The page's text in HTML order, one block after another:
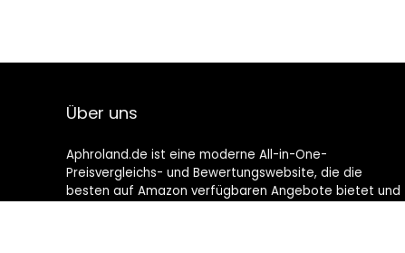
Über uns
Aphroland.de ist eine moderne All-in-One-
Preisvergleichs- und Bewertungswebsite, die die
besten auf Amazon verfügbaren Angebote bietet und